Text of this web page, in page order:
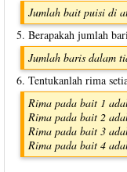
Jumlah bait puisi di
5. Berapakah jumlah
Jumlah baris dalam
6. Tentukanlah rima
Rima pada bait 1
Rima pada bait 2
Rima pada bait 3
Rima pada bait 4